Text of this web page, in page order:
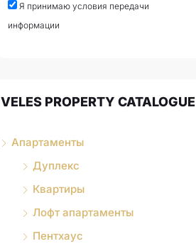
Я принимаю условия передачи
информации
VELES PROPERTY CATALOGUE
Апартаменты
Дуплекс
Квартиры
Лофт апартаменты
Пентхаус